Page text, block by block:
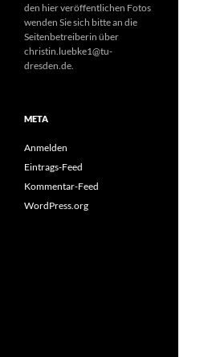
den hier veröffentlichen Fotos
wenden Sie sich bitte an die
Seitenbetreiberin über
christin.luebke1@tu-
dresden.de.
META
Anmelden
Eintrags-Feed
Kommentar-Feed
WordPress.org